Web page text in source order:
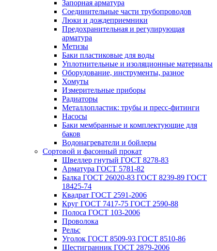
Запорная арматура
Соединительные части трубопроводов
Люки и дождеприемники
Предохранительная и регулирующая
арматура
Метизы
Баки пластиковые для воды
Уплотнительные и изоляционные материалы
Оборудование, инструменты, разное
Хомуты
Измерительные приборы
Радиаторы
Металлопластик: трубы и пресс-фитинги
Насосы
Баки мембранные и комплектующие для
баков
Водонагреватели и бойлеры
Сортовой и фасонный прокат
Швеллер гнутый ГОСТ 8278-83
Арматура ГОСТ 5781-82
Балка ГОСТ 26020-83 ГОСТ 8239-89 ГОСТ
18425-74
Квадрат ГОСТ 2591-2006
Круг ГОСТ 7417-75 ГОСТ 2590-88
Полоса ГОСТ 103-2006
Проволока
Рельс
Уголок ГОСТ 8509-93 ГОСТ 8510-86
Шестигранник ГОСТ 2879-2006